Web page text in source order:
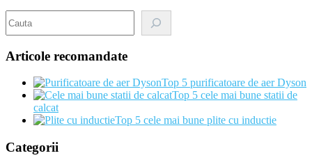
Articole recomandate
Top 5 purificatoare de aer Dyson
Top 5 cele mai bune statii de
calcat
Top 5 cele mai bune plite cu inductie
Categorii